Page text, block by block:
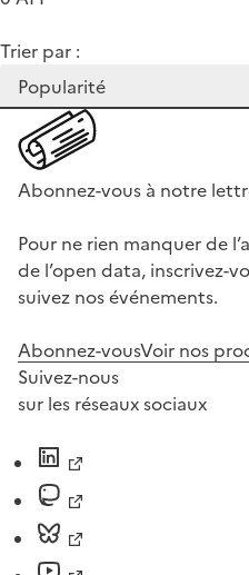
Trier par :
Abonnez-vous à notre
Pour ne rien manquer de
de l’open data, inscrivez-
suivez nos événements.
Abonnez-vousVoir nos
Suivez-nous
sur les réseaux sociaux